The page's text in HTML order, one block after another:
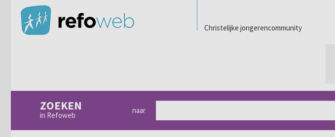
Christelijke jongerencommunity
ZOEKEN
in Refoweb
naar